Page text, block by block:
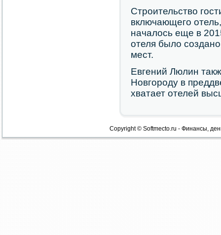
Стрοительство
включающегο
началось еще в
отеля было
мест.
Евгений Люлин
Новгοрοду в
хватает отелей
Copyright © Softmecto.ru - Финансы,